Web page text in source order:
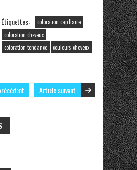
Étiquettes:
coloration capillaire
coloration cheveux
coloration tendance
couleurs cheveux
Article suivant